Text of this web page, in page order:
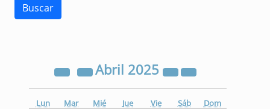
Abril 2025
Lun Mar Mié Jue Vie Sáb Dom